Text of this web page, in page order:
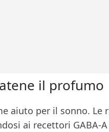
il profumo
aiuto per il sonno. Le
ai recettori GABA-